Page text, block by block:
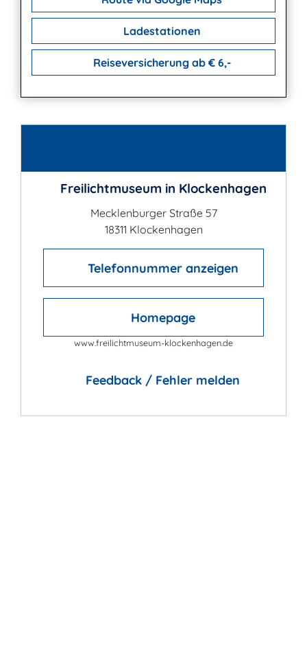
Ladestationen
Reiseversicherung ab € 6,-
Freilichtmuseum in Klockenhagen
Mecklenburger Straße 57
18311 Klockenhagen
Telefonnummer anzeigen
Homepage
www.freilichtmuseum-klockenhagen.de
Feedback / Fehler melden